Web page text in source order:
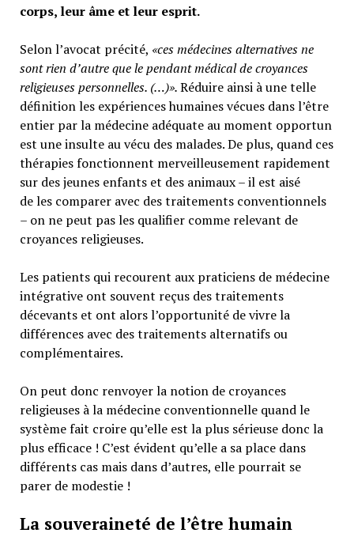
corps, leur âme et leur esprit.
Selon l’avocat précité, «ces médecines alternatives ne
sont rien d’autre que le pendant médical de croyances
religieuses personnelles. (…)».Réduire ainsi à une telle
définition les expériences humaines vécues dans l’être
entier par la médecine adéquate au moment opportun
est une insulte au vécu des malades. De plus, quand ces
thérapies fonctionnent merveilleusement rapidement
sur des jeunes enfants et des animaux – il est aisé
de les comparer avec des traitements conventionnels
– on ne peut pas les qualifier comme relevant de
croyances religieuses.
Les patients qui recourent aux praticiens de médecine
intégrative ont souvent reçus des traitements
décevants et ont alors l’opportunité de vivre la
différences avec des traitements alternatifs ou
complémentaires.
On peut donc renvoyer la notion de croyances
religieuses à la médecine conventionnelle quand le
système fait croire qu’elle est la plus sérieuse donc la
plus efficace ! C’est évident qu’elle a sa place dans
différents cas mais dans d’autres, elle pourrait se
parer de modestie !
La souveraineté de l’être humain